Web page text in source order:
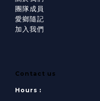
團隊成員
愛鄉隨記
加入我們
Contact us
Hours :